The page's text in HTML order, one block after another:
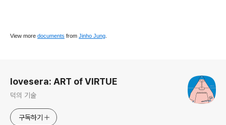
View more documents from Jinho Jung
lovesera: ART of VIRTUE
덕의 기술
구독하기